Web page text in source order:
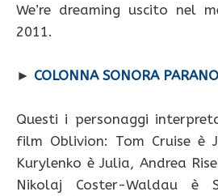
We’re dreaming uscito nel
2011.
► COLONNA SONORA
Questi i personaggi
film Oblivion: Tom Cruise è
Kurylenko è Julia, Andrea
Nikolaj Coster-Waldau è